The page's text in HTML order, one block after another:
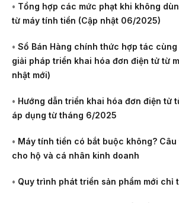
• Tổng hợp các mức phạt khi không
từ máy tính tiền (Cập nhật 06/2025)
• Sổ Bán Hàng chính thức hợp tác cùng
giải pháp triển khai hóa đơn điện tử từ
nhật mới)
• Hướng dẫn triển khai hóa đơn điện tử
áp dụng từ tháng 6/2025
• Máy tính tiền có bắt buộc không?
cho hộ và cá nhân kinh doanh
• Quy trình phát triển sản phẩm mới chỉ